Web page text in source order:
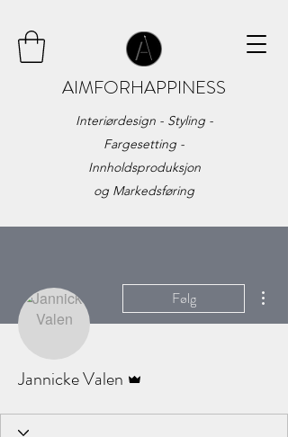
AIMFORHAPPINESS
Interiørdesign - Styling -
Fargesetting -
Innholdsproduksjon
og Markedsføring
Følg
Jannicke Valen